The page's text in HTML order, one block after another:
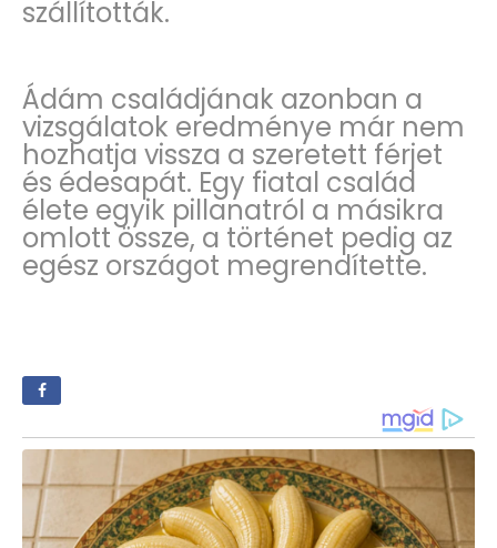
szállították.
Ádám családjának azonban a
vizsgálatok eredménye már nem
hozhatja vissza a szeretett férjet
és édesapát. Egy fiatal család
élete egyik pillanatról a másikra
omlott össze, a történet pedig az
egész országot megrendítette.